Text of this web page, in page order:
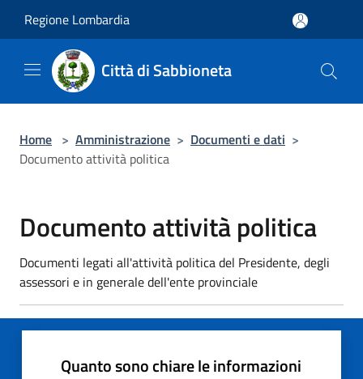
Regione Lombardia
Città di Sabbioneta
Home > Amministrazione > Documenti e dati >
Documento attività politica
Documento attività politica
Documenti legati all'attività politica del Presidente, degli
assessori e in generale dell'ente provinciale
Quanto sono chiare le informazioni